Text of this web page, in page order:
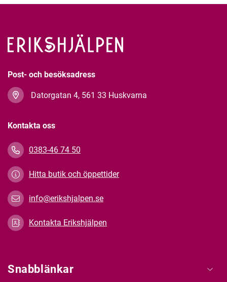
Post- och besöksadress
Datorgatan 4, 561 33 Huskvarna
Kontakta oss
0383-46 74 50
Hitta butik och öppettider
info@erikshjalpen.se
Kontakta Erikshjälpen
Snabblänkar